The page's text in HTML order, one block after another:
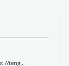
//teng...